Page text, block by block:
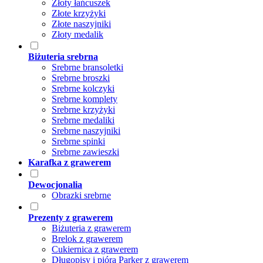
Złoty łańcuszek
Złote krzyżyki
Złote naszyjniki
Złoty medalik
Biżuteria srebrna
Srebrne bransoletki
Srebrne broszki
Srebrne kolczyki
Srebrne komplety
Srebrne krzyżyki
Srebrne medaliki
Srebrne naszyjniki
Srebrne spinki
Srebrne zawieszki
Karafka z grawerem
Dewocjonalia
Obrazki srebrne
Prezenty z grawerem
Biżuteria z grawerem
Brelok z grawerem
Cukiernica z grawerem
Długopisy i pióra Parker z grawerem